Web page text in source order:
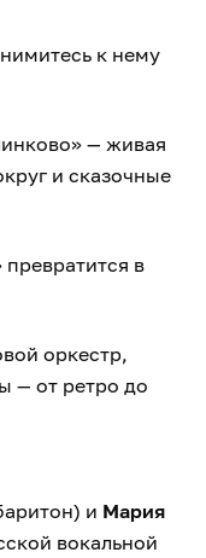
к нему
— живая
и сказочные
в
оркестр,
— от ретро до
и Мария
вокальной